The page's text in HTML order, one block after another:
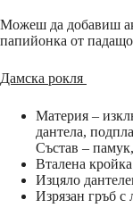
Можеш да добавиш
папийонка от
Дамска рокля
Материя –
дантела,
Състав –
Вталена кройка
Изцяло
Изрязан гръб с